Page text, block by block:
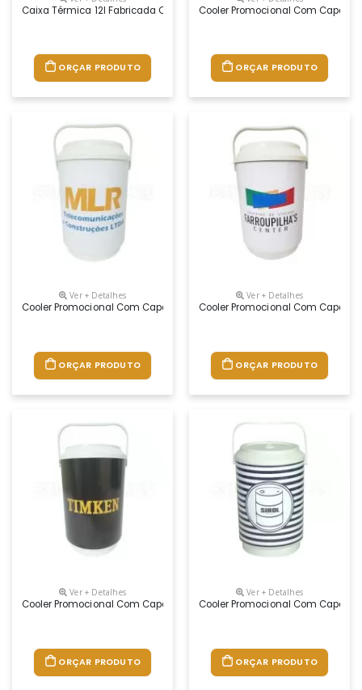
Caixa Térmica 12l Fabricada Com Matéria Prima Pura Virgem E
ORÇAR PRODUTO
Cooler Promocional Com
ORÇAR PRODUTO
Ver + Detalhes
Cooler Promocional Com Capacidade Para 10 Latas, Com Alça Fixa E
ORÇAR PRODUTO
Ver + Detalhes
Cooler Promocional Com
ORÇAR PRODUTO
Ver + Detalhes
Cooler Promocional Com Capacidade Para 10 Latas, Com Alça Fixa E
ORÇAR PRODUTO
Ver + Detalhes
Cooler Promocional Com
ORÇAR PRODUTO